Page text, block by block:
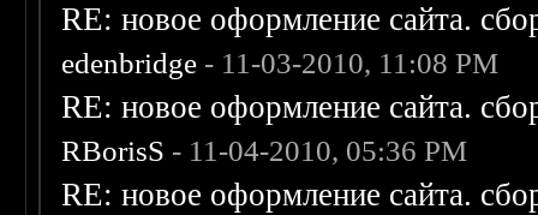
RE: новое оформление сайта.
edenbridge - 11-03-2010, 11:08 PM
RE: новое оформление сайта.
RBorisS - 11-04-2010, 05:36 PM
RE: новое оформление сайта.